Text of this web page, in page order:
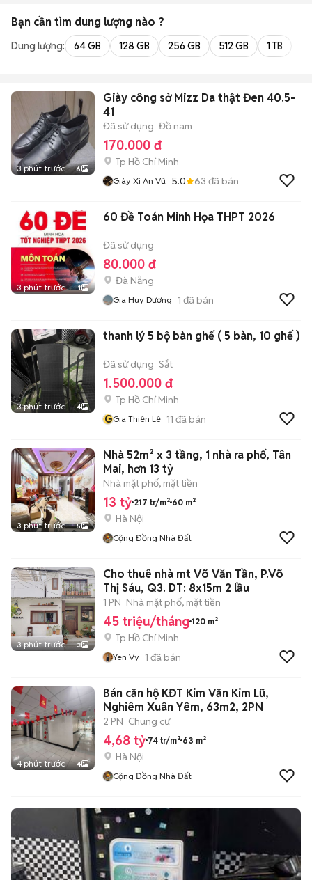
Bạn cần tìm dung lượng nào ?
Dung lượng: 64 GB 128 GB 256 GB 512 GB 1 TB
3 phút trước 6
Giày công sở Mizz Da thật Đen 40.5-
41
Đã sử dụng Đồ nam
170.000 đ
Tp Hồ Chí Minh
Giày Xi An Vũ 5.0 63 đã bán
3 phút trước 1
60 Đề Toán Minh Họa THPT 2026
Đã sử dụng
80.000 đ
Đà Nẵng
Gia Huy Dương 1 đã bán
3 phút trước 4
thanh lý 5 bộ bàn ghế ( 5 bàn, 10 ghế )
Đã sử dụng Sắt
1.500.000 đ
Tp Hồ Chí Minh
GGia Thiên Lê 11 đã bán
3 phút trước 5
Nhà 52m² x 3 tầng, 1 nhà ra phố, Tân
Mai, hơn 13 tỷ
Nhà mặt phố, mặt tiền
13 tỷ 217 tr/m² 60 m²
Hà Nội
Cộng Đồng Nhà Đất
3 phút trước 3
Cho thuê nhà mt Võ Văn Tần, P.Võ
Thị Sáu, Q3. DT: 8x15m 2 lầu
1 PN Nhà mặt phố, mặt tiền
45 triệu/tháng 120 m²
Tp Hồ Chí Minh
Yen Vy 1 đã bán
4 phút trước 4
Bán căn hộ KĐT Kim Văn Kim Lũ,
Nghiêm Xuân Yêm, 63m2, 2PN
2 PN Chung cư
4,68 tỷ 74 tr/m² 63 m²
Hà Nội
Cộng Đồng Nhà Đất